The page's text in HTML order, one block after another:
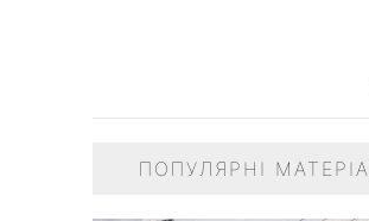
ПОПУЛЯРНІ